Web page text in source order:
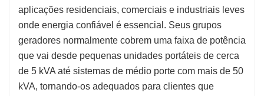
aplicações residenciais, comerciais e industriais leves
onde energia confiável é essencial. Seus grupos
geradores normalmente cobrem uma faixa de potência
que vai desde pequenas unidades portáteis de cerca
de 5 kVA até sistemas de médio porte com mais de 50
kVA, tornando-os adequados para clientes que